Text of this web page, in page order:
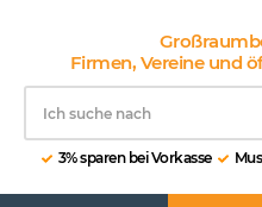
Firmen, Vereine und
3% sparen bei Vorkasse